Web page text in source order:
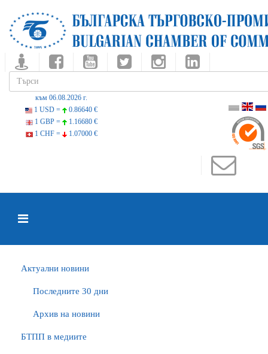
към 06.08.2026 г.
1 USD =
0.86640 €
1 GBP =
1.16680 €
1 CHF =
1.07000 €
Актуални новини
Последните 30 дни
Архив на новини
БTПП в медиите